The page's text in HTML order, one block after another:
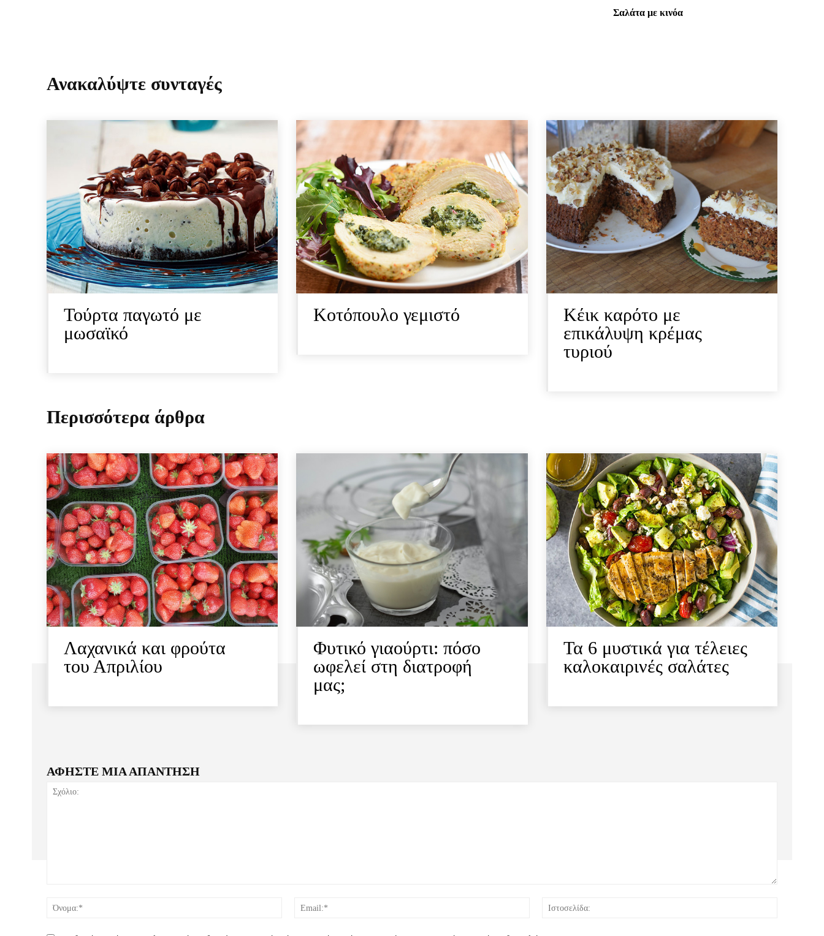
Σαλάτα με κινόα
Ανακαλύψτε συνταγές
Τούρτα παγωτό με
μωσαϊκό
Κοτόπουλο γεμιστό
Κέικ καρότο με
επικάλυψη κρέμας
τυριού
Περισσότερα άρθρα
Λαχανικά και φρούτα
του Απριλίου
Φυτικό γιαούρτι: πόσο
ωφελεί στη διατροφή
μας;
Τα 6 μυστικά για τέλειες
καλοκαιρινές σαλάτες
ΑΦΗΣΤΕ ΜΙΑ ΑΠΑΝΤΗΣΗ
Όνομα:*
Email:*